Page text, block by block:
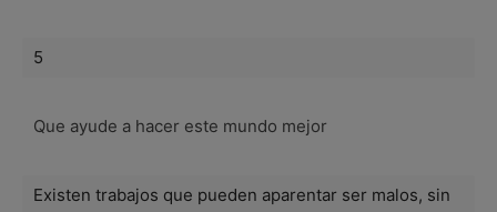
5
Que ayude a hacer este mundo mejor
Existen trabajos que pueden aparentar ser malos, sin